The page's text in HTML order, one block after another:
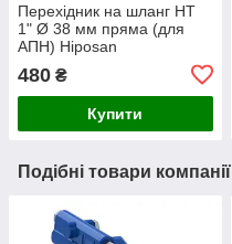
Перехідник на шланг НТ
1" Ø 38 мм пряма (для
АПН) Hiposan
480 ₴
Купити
Подібні товари компанії